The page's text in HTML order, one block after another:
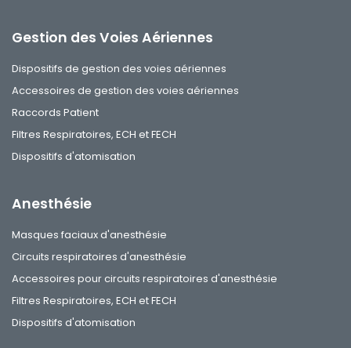
Gestion des Voies Aériennes
Dispositifs de gestion des voies aériennes
Accessoires de gestion des voies aériennes
Raccords Patient
Filtres Respiratoires, ECH et FECH
Dispositifs d'atomisation
Anesthésie
Masques faciaux d'anesthésie
Circuits respiratoires d'anesthésie
Accessoires pour circuits respiratoires d'anesthésie
Filtres Respiratoires, ECH et FECH
Dispositifs d'atomisation